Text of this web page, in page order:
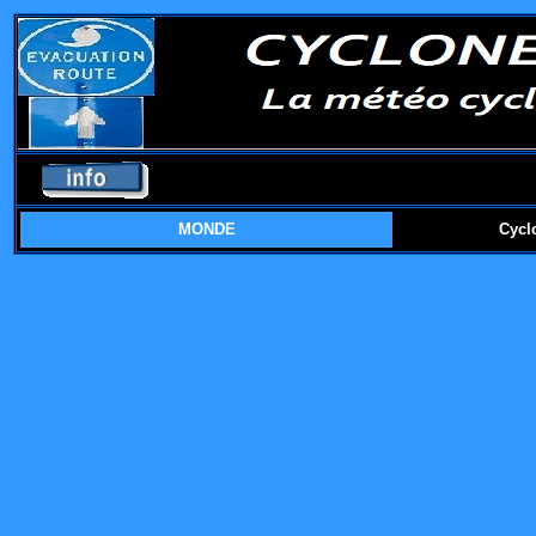
MONDE